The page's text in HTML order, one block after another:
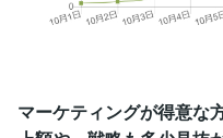
マーケティングが得意な